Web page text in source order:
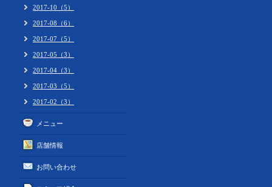
2017-10（5）
2017-08（6）
2017-07（5）
2017-05（3）
2017-04（3）
2017-03（5）
2017-02（3）
メニュー
店舗情報
お問い合わせ